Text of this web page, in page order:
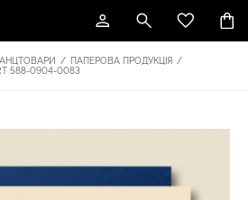
/ ПАПЕРОВА ПРОДУКЦІЯ
/
588-0904-0083